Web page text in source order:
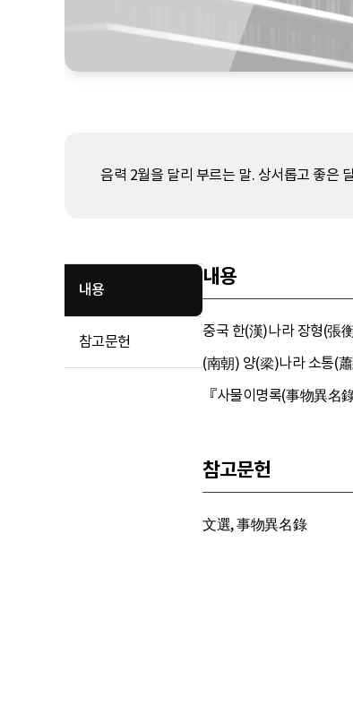
음력 2월을 달리 부르는 말. 상서롭고 좋은
내용
참고문헌
내용
중국 한(漢)나라 장형(張
(南朝) 양(梁)나라 소통(
『사물이명록(事物異
참고문헌
文選, 事物異名錄